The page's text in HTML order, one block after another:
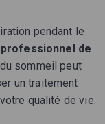
pendant le
de
sommeil peut
un traitement
qualité de vie.